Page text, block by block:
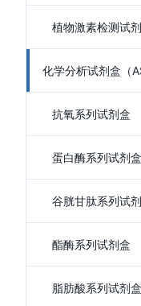
植物激素检测试
化学分析试剂盒（
抗氧系列试剂盒
蛋白酶系列试剂盒
谷胱甘肽系列试
酯酶系列试剂盒
脂肪酸系列试剂盒